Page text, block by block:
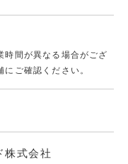
間が異なる場合がござ
ご確認ください。
株式会社